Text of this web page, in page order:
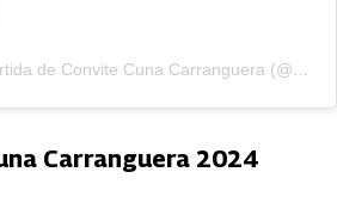
Una publicación compartida de Convite Cuna Carranguera (@cuna.carranguera)
Carranguera 2024